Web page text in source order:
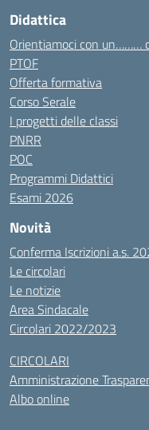
Didattica
Orientiamoci con un………
PTOF
Offerta formativa
Corso Serale
I progetti delle classi
PNRR
POC
Programmi Didattici
Esami 2026
Novità
Conferma Iscrizioni a.s.
Le circolari
Le notizie
Area Sindacale
Circolari 2022/2023
CIRCOLARI
Amministrazione
Albo online